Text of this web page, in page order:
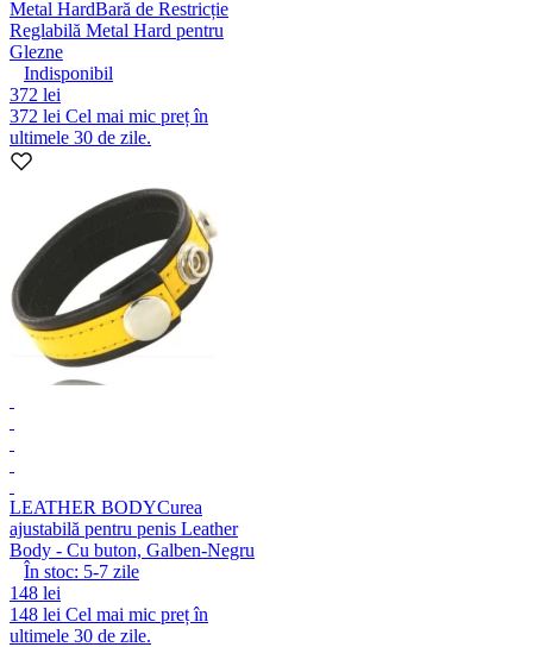
Metal HardBară de Restricție
Reglabilă Metal Hard pentru
Glezne
Indisponibil
372 lei
372 lei Cel mai mic preț în
ultimele 30 de zile.
LEATHER BODYCurea
ajustabilă pentru penis Leather
Body - Cu buton, Galben-Negru
În stoc: 5-7 zile
148 lei
148 lei Cel mai mic preț în
ultimele 30 de zile.